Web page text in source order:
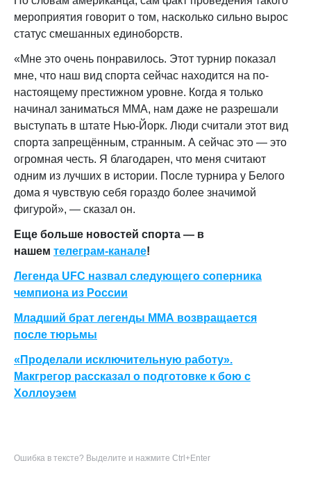
мероприятия говорит о том, насколько сильно вырос
статус смешанных единоборств.
«Мне это очень понравилось. Этот турнир показал
мне, что наш вид спорта сейчас находится на по-
настоящему престижном уровне. Когда я только
начинал заниматься ММА, нам даже не разрешали
выступать в штате Нью-Йорк. Люди считали этот вид
спорта запрещённым, странным. А сейчас это — это
огромная честь. Я благодарен, что меня считают
одним из лучших в истории. После турнира у Белого
дома я чувствую себя гораздо более значимой
фигурой», — сказал он.
Еще больше новостей спорта — в
нашем телеграм-канале!
Легенда UFC назвал следующего соперника
чемпиона из России
Младший брат легенды ММА возвращается
после тюрьмы
«Проделали исключительную работу».
Макгрегор рассказал о подготовке к бою с
Холлоуэем
Ошибка в тексте? Выделите и нажмите Ctrl+Enter